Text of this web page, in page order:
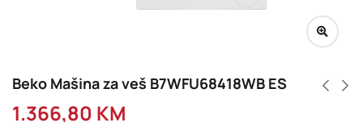
Beko Mašina za veš B7WFU68418WB ES
1.366,80 KM